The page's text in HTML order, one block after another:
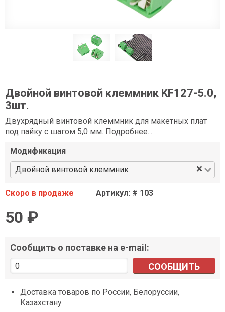
Двойной винтовой клеммник KF127-5.0,
3шт.
Двухрядный винтовой клеммник для макетных плат
под пайку с шагом 5,0 мм. Подробнее...
Модификация
Двойной винтовой клеммник
×
Скоро в продаже Артикул: # 103
50 ₽
Сообщить о поставке на e-mail:
СООБЩИТЬ
Доставка товаров по России, Белоруссии,
Казахстану